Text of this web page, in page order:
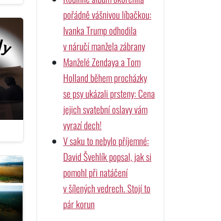
pořádně vášnivou líbačkou:
Ivanka Trump odhodila
v náručí manžela zábrany
Manželé Zendaya a Tom
Holland během procházky
se psy ukázali prsteny: Cena
jejich svatební oslavy vám
vyrazí dech!
V saku to nebylo příjemné:
David Švehlík popsal, jak si
pomohl při natáčení
v šílených vedrech. Stojí to
pár korun